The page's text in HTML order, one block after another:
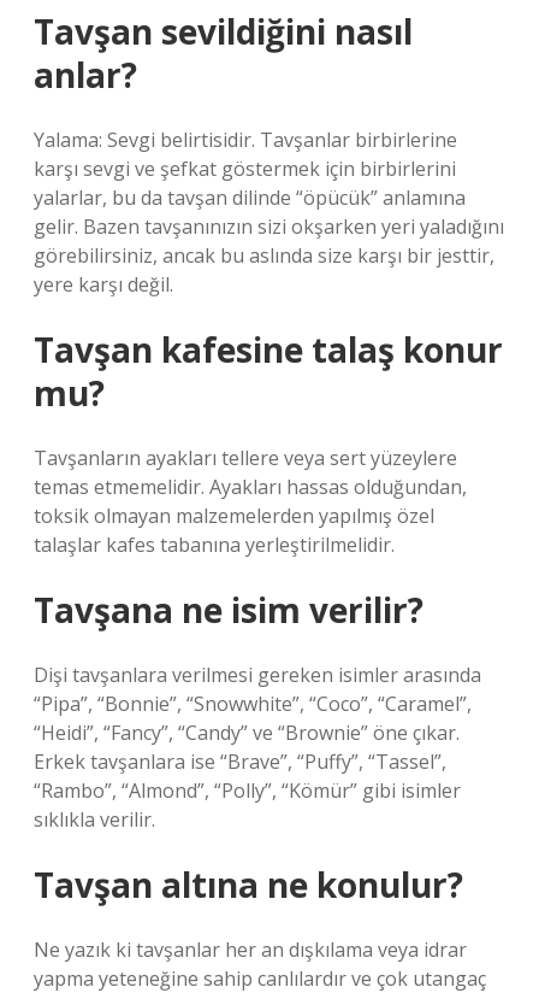
Tavşan sevildiğini nasıl
anlar?
Yalama: Sevgi belirtisidir. Tavşanlar birbirlerine
karşı sevgi ve şefkat göstermek için birbirlerini
yalarlar, bu da tavşan dilinde “öpücük” anlamına
gelir. Bazen tavşanınızın sizi okşarken yeri yaladığını
görebilirsiniz, ancak bu aslında size karşı bir jesttir,
yere karşı değil.
Tavşan kafesine talaş konur
mu?
Tavşanların ayakları tellere veya sert yüzeylere
temas etmemelidir. Ayakları hassas olduğundan,
toksik olmayan malzemelerden yapılmış özel
talaşlar kafes tabanına yerleştirilmelidir.
Tavşana ne isim verilir?
Dişi tavşanlara verilmesi gereken isimler arasında
“Pipa”, “Bonnie”, “Snowwhite”, “Coco”, “Caramel”,
“Heidi”, “Fancy”, “Candy” ve “Brownie” öne çıkar.
Erkek tavşanlara ise “Brave”, “Puffy”, “Tassel”,
“Rambo”, “Almond”, “Polly”, “Kömür” gibi isimler
sıklıkla verilir.
Tavşan altına ne konulur?
Ne yazık ki tavşanlar her an dışkılama veya idrar
yapma yeteneğine sahip canlılardır ve çok utangaç